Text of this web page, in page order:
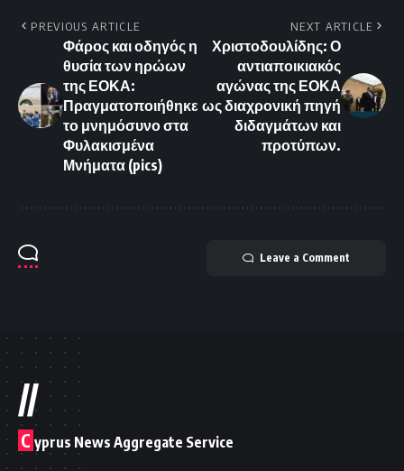
PREVIOUS ARTICLE
Φάρος και οδηγός η
θυσία των ηρώων
της ΕΟΚΑ:
Πραγματοποιήθηκε
το μνημόσυνο στα
Φυλακισμένα
Μνήματα (pics)
NEXT ARTICLE
Χριστοδουλίδης: Ο
αντιαποικιακός
αγώνας της ΕΟΚΑ
ως διαχρονική πηγή
διδαγμάτων και
προτύπων.
Leave a Comment
//
C yprus News Aggregate Service